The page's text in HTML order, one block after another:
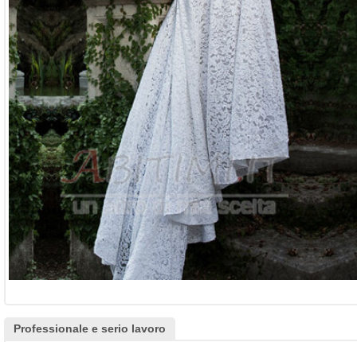
Professionale e serio lavoro